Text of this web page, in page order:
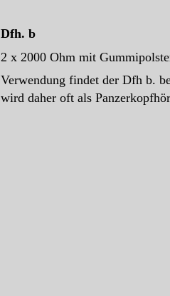
Dfh. b
2 x 2000 Ohm mit
Verwendung findet der Dfh b.
wird daher oft als